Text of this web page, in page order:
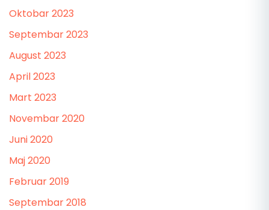
Oktobar 2023
Septembar 2023
August 2023
April 2023
Mart 2023
Novembar 2020
Juni 2020
Maj 2020
Februar 2019
Septembar 2018